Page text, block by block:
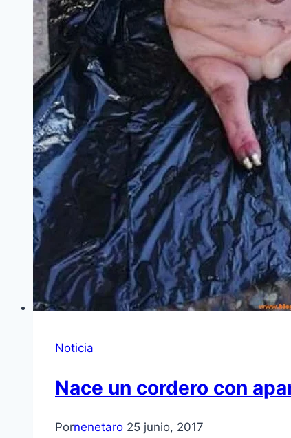
Noticia
Nace un cordero con
Pornenetaro 25 junio, 2017